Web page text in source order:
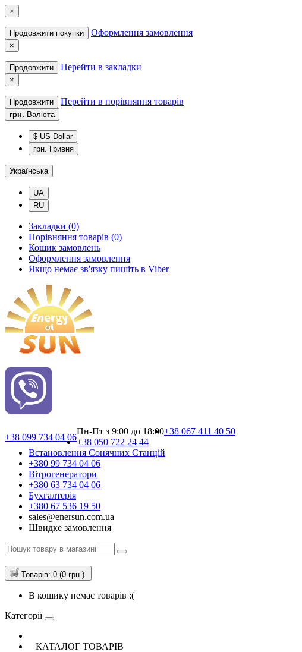
×
Продовжити покупки Оформлення замовлення
×
Продовжити Перейти в закладки
×
Продовжити Перейти в порівняння товарів
грн. Валюта
$ US Dollar
грн. Гривня
Українська
UA
RU
Закладки (0)
Порівняння товарів (0)
Кошик замовлень
Оформлення замовлення
Якщо немає зв'язку пишіть в Viber
+38 099 734 04 06
Пн-Пт з 9:00 до 18:00+38 067 411 40 50
+38 050 722 24 44
Встановлення Сонячних Cтанцій
+380 99 734 04 06
Вітрогенератори
+380 63 734 04 06
Бухгалтерія
+380 67 536 19 50
sales@enersun.com.ua
Швидке замовлення
Товарів: 0 (0 грн.)
В кошику немає товарів :(
Категорії
КАТАЛОГ ТОВАРІВ